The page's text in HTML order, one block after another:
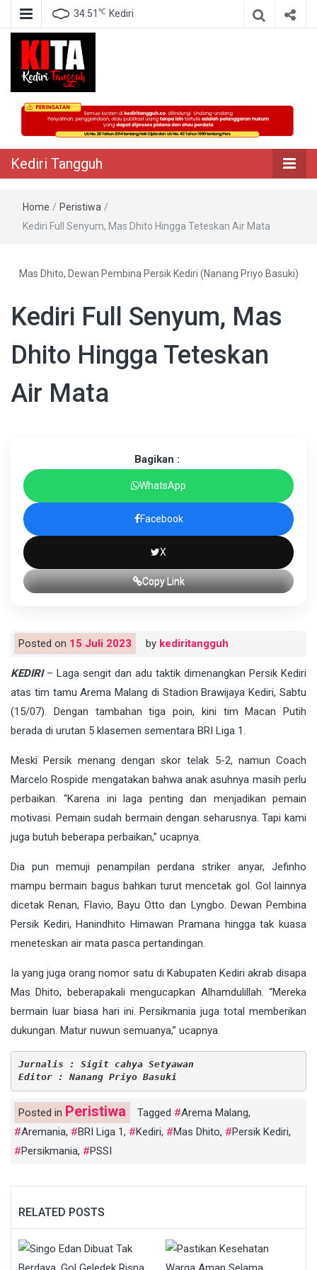
34.51 ℃ Kediri
Kediri Tangguh
Berita Akurat Terpercaya
Kediri Tangguh
Home / Peristiwa /
Kediri Full Senyum, Mas Dhito Hingga Teteskan Air Mata
Mas Dhito, Dewan Pembina Persik Kediri (Nanang Priyo Basuki)
Kediri Full Senyum, Mas
Dhito Hingga Teteskan
Air Mata
Bagikan :
WhatsApp
Facebook
X
Copy Link
Posted on 15 Juli 2023 by kediritangguh
KEDIRI– Laga sengit dan adu taktik dimenangkan Persik Kediri
atas tim tamu Arema Malang di Stadion Brawijaya Kediri, Sabtu
(15/07). Dengan tambahan tiga poin, kini tim Macan Putih
berada di urutan 5 klasemen sementara BRI Liga 1.
Meski Persik menang dengan skor telak 5-2, namun Coach
Marcelo Rospide mengatakan bahwa anak asuhnya masih perlu
perbaikan. “Karena ini laga penting dan menjadikan pemain
motivasi. Pemain sudah bermain dengan seharusnya. Tapi kami
juga butuh beberapa perbaikan,” ucapnya.
Dia pun memuji penampilan perdana striker anyar, Jefinho
mampu bermain bagus bahkan turut mencetak gol. Gol lainnya
dicetak Renan, Flavio, Bayu Otto dan Lyngbo. Dewan Pembina
Persik Kediri, Hanindhito Himawan Pramana hingga tak kuasa
meneteskan air mata pasca pertandingan.
Ia yang juga orang nomor satu di Kabupaten Kediri akrab disapa
Mas Dhito, beberapakali mengucapkan Alhamdulillah. “Mereka
bermain luar biasa hari ini. Persikmania juga total memberikan
dukungan. Matur nuwun semuanya,” ucapnya.
Jurnalis : Sigit cahya Setyawan
Editor : Nanang Priyo Basuki
Posted in Peristiwa Tagged Arema Malang,
Aremania, BRI Liga 1, Kediri, Mas Dhito, Persik Kediri,
Persikmania, PSSI
RELATED POSTS